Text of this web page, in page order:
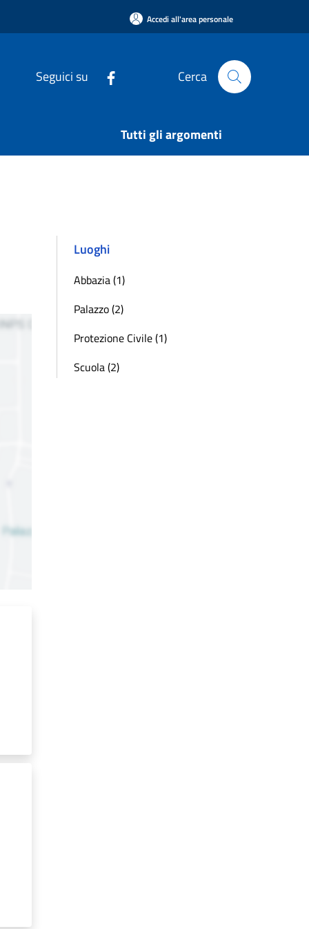
Accedi all'area personale
Seguici su Cerca
Tutti gli argomenti
Luoghi
Abbazia (1)
Palazzo (2)
Protezione Civile (1)
Scuola (2)